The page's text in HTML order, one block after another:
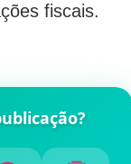
fiscais.